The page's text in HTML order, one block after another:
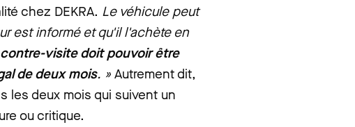
chez DEKRA. Le véhicule peut
est informé et qu'il l'achète en
visite doit pouvoir être
de deux mois. » Autrement dit,
les deux mois qui suivent un
ou critique.